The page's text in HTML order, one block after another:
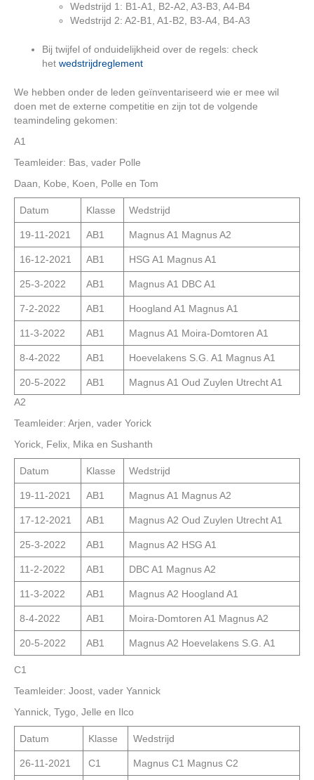
Wedstrijd 1: B1-A1, B2-A2, A3-B3, A4-B4
Wedstrijd 2: A2-B1, A1-B2, B3-A4, B4-A3
Bij twijfel of onduidelijkheid over de regels: check
het wedstrijdreglement
We hebben onder de leden geïnventariseerd wie er mee wil
doen met de externe competitie en zijn tot de volgende
teamindeling gekomen:
A1
Teamleider: Bas, vader Polle
Daan, Kobe, Koen, Polle en Tom
Datum Klasse Wedstrijd
19-11-2021 AB1 Magnus A1 Magnus A2
16-12-2021 AB1 HSG A1 Magnus A1
25-3-2022 AB1 Magnus A1 DBC A1
7-2-2022 AB1 Hoogland A1 Magnus A1
11-3-2022 AB1 Magnus A1 Moira-Domtoren A1
8-4-2022 AB1 Hoevelakens S.G. A1 Magnus A1
20-5-2022 AB1
Magnus A1 Oud Zuylen Utrecht A1
A2
Teamleider: Arjen, vader Yorick
Yorick, Felix, Mika en Sushanth
Datum Klasse Wedstrijd
19-11-2021 AB1 Magnus A1 Magnus A2
17-12-2021 AB1 Magnus A2 Oud Zuylen Utrecht A1
25-3-2022 AB1 Magnus A2 HSG A1
11-2-2022 AB1 DBC A1 Magnus A2
11-3-2022 AB1 Magnus A2 Hoogland A1
8-4-2022 AB1 Moira-Domtoren A1 Magnus A2
20-5-2022 AB1 Magnus A2 Hoevelakens S.G. A1
C1
Teamleider: Joost, vader Yannick
Yannick, Tygo, Jelle en Ilco
Datum Klasse Wedstrijd
26-11-2021 C1 Magnus C1 Magnus C2